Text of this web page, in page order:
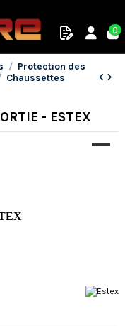
0
Protection des
Chaussettes
- ESTEX